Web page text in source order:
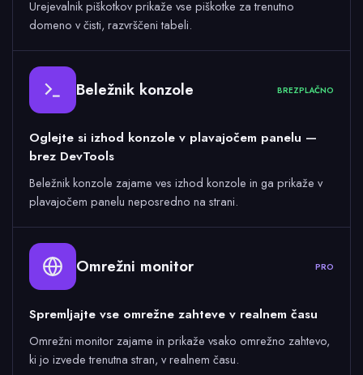
Urejevalnik piškotkov prikaže vse piškotke za trenutno
domeno v čisti, razvrščeni tabeli.
Beležnik konzole BREZPLAČNO
Oglejte si izhod konzole v plavajočem panelu —
brez DevTools
Beležnik konzole zajame ves izhod konzole in ga prikaže v
plavajočem panelu neposredno na strani.
Omrežni monitor PRO
Spremljajte vse omrežne zahteve v realnem času
Omrežni monitor zajame in prikaže vsako omrežno zahtevo,
ki jo izvede trenutna stran, v realnem času.